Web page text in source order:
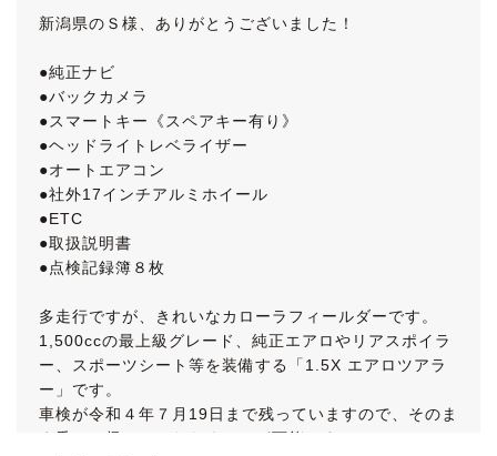
新潟県のＳ様、ありがとうございました！
●純正ナビ
●バックカメラ
●スマートキー《スペアキー有り》
●ヘッドライトレベライザー
●オートエアコン
●社外17インチアルミホイール
●ETC
●取扱説明書
●点検記録簿８枚
多走行ですが、きれいなカローラフィールダーです。
1,500ccの最上級グレード、純正エアロやリアスポイラ
ー、スポーツシート等を装備する「1.5X エアロツアラ
ー」です。
車検が令和４年７月19日まで残っていますので、そのま
ま乗って帰っていただくことが可能です。